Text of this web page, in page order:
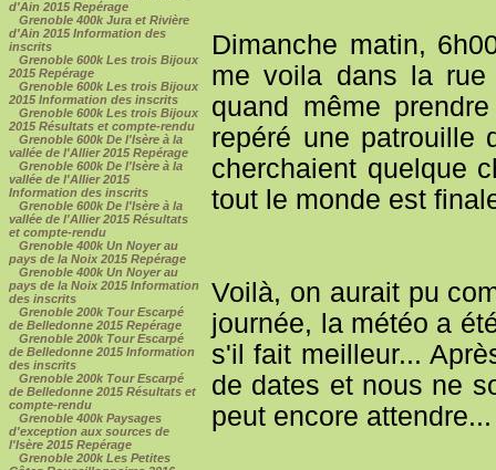
d'Ain 2015 Repérage
Grenoble 400k Jura et Rivière
d'Ain 2015 Information des
inscrits
Grenoble 600k Les trois Bijoux
2015 Repérage
Grenoble 600k Les trois Bijoux
2015 Information des inscrits
Grenoble 600k Les trois Bijoux
2015 Résultats et compte-rendu
Grenoble 600k De l'Isère à la
vallée de l'Allier 2015 Repérage
Grenoble 600k De l'Isère à la
vallée de l'Allier 2015
Information des inscrits
Grenoble 600k De l'Isère à la
vallée de l'Allier 2015 Résultats
et compte-rendu
Grenoble 400k Un Noyer au
pays de la Noix 2015 Repérage
Grenoble 400k Un Noyer au
pays de la Noix 2015 Information
des inscrits
Grenoble 200k Tour Escarpé
de Belledonne 2015 Repérage
Grenoble 200k Tour Escarpé
de Belledonne 2015 Information
des inscrits
Grenoble 200k Tour Escarpé
de Belledonne 2015 Résultats et
compte-rendu
Grenoble 400k Paysages
d'exception aux sources de
l'Isère 2015 Repérage
Grenoble 200k Les Petites
Dimanche matin,
me voila dans la rue
quand même
repéré une patrouille
cherchaient quelque
tout le monde est
Voilà, on aurait pu
journée, la météo a
s'il fait meilleur...
de dates et nous ne
peut encore attendre...